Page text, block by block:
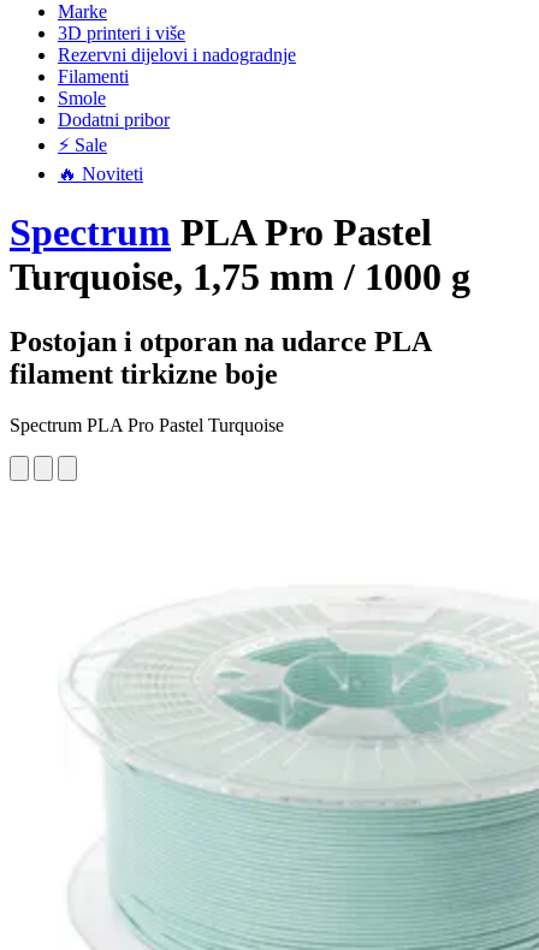
Marke
3D printeri i više
Rezervni dijelovi i nadogradnje
Filamenti
Smole
Dodatni pribor
⚡ Sale
🔥 Noviteti
Spectrum PLA Pro Pastel
Turquoise, 1,75 mm / 1000 g
Postojan i otporan na udarce PLA
filament tirkizne boje
Spectrum PLA Pro Pastel Turquoise